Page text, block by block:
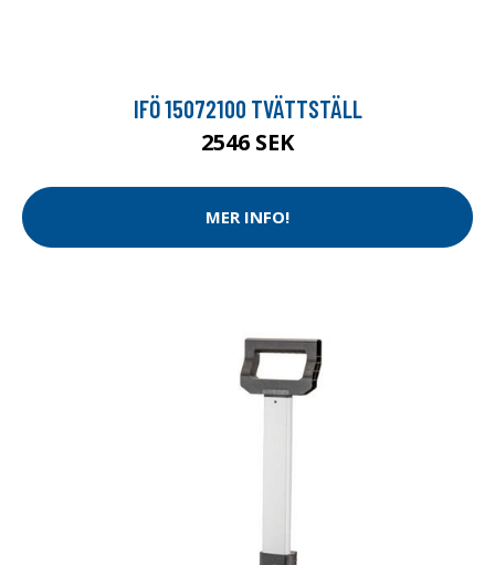
IFÖ 15072100 TVÄTTSTÄLL
2546 SEK
MER INFO!